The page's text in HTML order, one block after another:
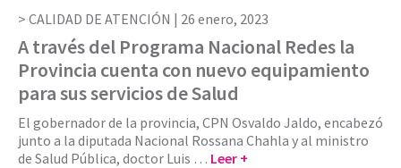
CALIDAD DE ATENCIÓN | 26 enero, 2023
A través del Programa Nacional Redes la
Provincia cuenta con nuevo equipamiento
para sus servicios de Salud
El gobernador de la provincia, CPN Osvaldo Jaldo, encabezó
junto a la diputada Nacional Rossana Chahla y al ministro
de Salud Pública, doctor Luis … Leer +